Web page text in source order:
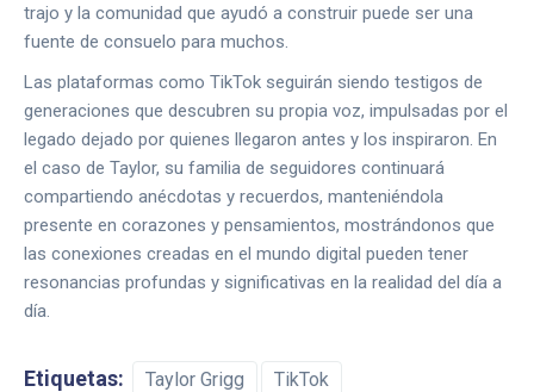
trajo y la comunidad que ayudó a construir puede ser una
fuente de consuelo para muchos.
Las plataformas como TikTok seguirán siendo testigos de
generaciones que descubren su propia voz, impulsadas por el
legado dejado por quienes llegaron antes y los inspiraron. En
el caso de Taylor, su familia de seguidores continuará
compartiendo anécdotas y recuerdos, manteniéndola
presente en corazones y pensamientos, mostrándonos que
las conexiones creadas en el mundo digital pueden tener
resonancias profundas y significativas en la realidad del día a
día.
Etiquetas: Taylor Grigg
TikTok